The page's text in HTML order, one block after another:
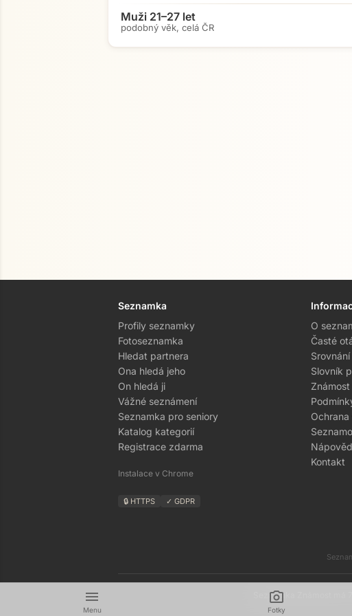
menu
Menu
camera_alt
Fotky
Muži 21–27 let
podobný věk, celá ČR
Seznamka
Profily seznamky
Fotoseznamka
Hledat partnera
Ona hledá jeho
On hledá ji
Vážné seznámení
Seznamka pro seniory
Katalog kategorií
Registrace zdarma
Instalace v Chrome
🔒 HTTPS ✓ GDPR
O
Časté
Slovník
Kontakt
Seznamka Známost má